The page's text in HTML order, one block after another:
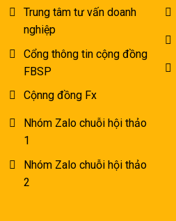
Trung tâm tư vấn doanh
nghiệp
Cổng thông tin cộng đồng
FBSP
Cộnng đồng Fx
Nhóm Zalo chuỗi hội thảo
1
Nhóm Zalo chuỗi hội thảo
2